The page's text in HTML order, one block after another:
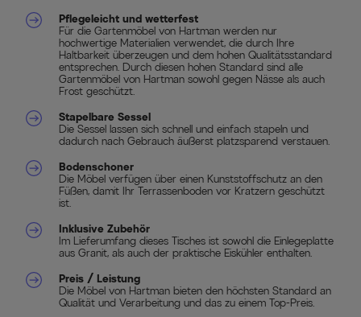
Pflegeleicht und wetterfest
Für die Gartenmöbel von Hartman werden nur
hochwertige Materialien verwendet, die durch Ihre
Haltbarkeit überzeugen und dem hohen Qualitätsstandard
entsprechen. Durch diesen hohen Standard sind alle
Gartenmöbel von Hartman sowohl gegen Nässe als auch
Frost geschützt.
Stapelbare Sessel
Die Sessel lassen sich schnell und einfach stapeln und
dadurch nach Gebrauch äußerst platzsparend verstauen.
Bodenschoner
Die Möbel verfügen über einen Kunststoffschutz an den
Füßen, damit Ihr Terrassenboden vor Kratzern geschützt
ist.
Inklusive Zubehör
Im Lieferumfang dieses Tisches ist sowohl die Einlegeplatte
aus Granit, als auch der praktische Eiskühler enthalten.
Preis / Leistung
Die Möbel von Hartman bieten den höchsten Standard an
Qualität und Verarbeitung und das zu einem Top-Preis.